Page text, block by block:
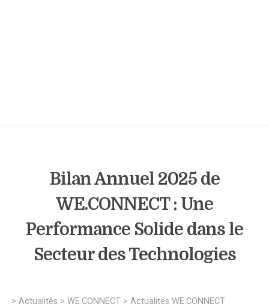
Bilan Annuel 2025 de
WE.CONNECT : Une
Performance Solide dans le
Secteur des Technologies
> Actualités > WE.CONNECT > Actualités WE.CONNECT